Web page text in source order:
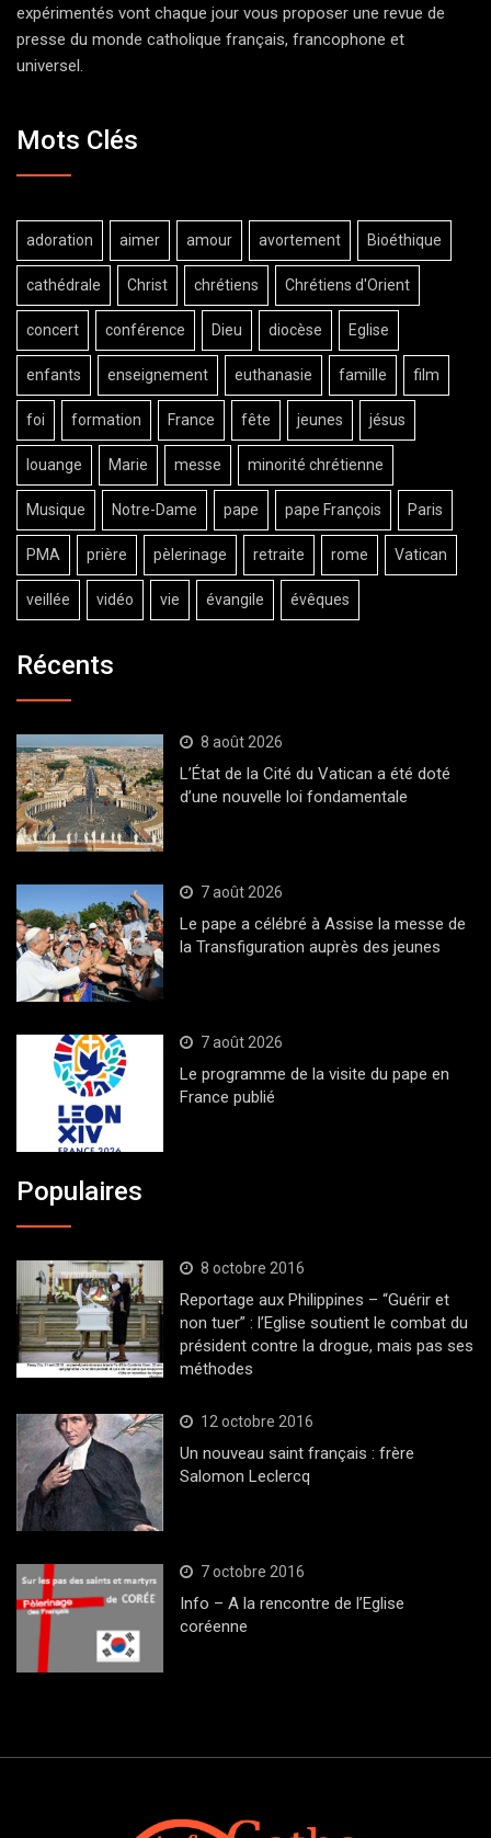
expérimentés vont chaque jour vous proposer une revue de
presse du monde catholique français, francophone et
universel.
Mots Clés
adoration aimer amour avortement Bioéthique
cathédrale Christ chrétiens Chrétiens d'Orient
concert conférence Dieu diocèse Eglise
enfants enseignement euthanasie famille film
foi formation France fête jeunes jésus
louange Marie messe minorité chrétienne
Musique Notre-Dame pape pape François Paris
PMA prière pèlerinage retraite rome Vatican
veillée vidéo vie évangile évêques
Récents
8 août 2026
L’État de la Cité du Vatican a été doté
d’une nouvelle loi fondamentale
7 août 2026
Le pape a célébré à Assise la messe de
la Transfiguration auprès des jeunes
7 août 2026
Le programme de la visite du pape en
France publié
Populaires
8 octobre 2016
Reportage aux Philippines – “Guérir et
non tuer” : l’Eglise soutient le combat du
président contre la drogue, mais pas ses
méthodes
12 octobre 2016
Un nouveau saint français : frère
Salomon Leclercq
7 octobre 2016
Info – A la rencontre de l’Eglise
coréenne